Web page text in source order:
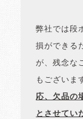
弊社では段
損ができる
が、残念な
もございま
応、欠品の
とさせてい